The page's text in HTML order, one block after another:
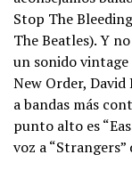
Stop The
The Beatles). Y
un sonido
New Order, David
a bandas más
punto alto es
voz a